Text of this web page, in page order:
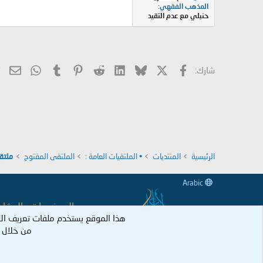
المذهب الفقهي
حنبلي مع عدم التقيد
شارك: فيسبوك Bluesky
LinkedIn
Reddit
Pinterest
Tumblr
الرئيسية المنتديات • الملتقيات العامة : الملتقى المفتوح
جميع الموضوعات
وكل عضو نكل
جميع
هذا الموقع يستخدم ملفات تعريف
من خلال